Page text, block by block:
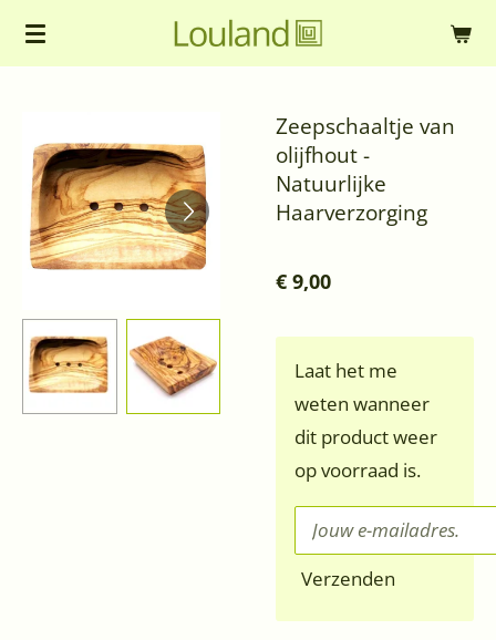
Ga
hoofdinhoud
Zeepschaaltje van
olijfhout -
Natuurlijke
Haarverzorging
€ 9,00
Laat het me
weten wanneer
dit product weer
op voorraad is.
Verzenden